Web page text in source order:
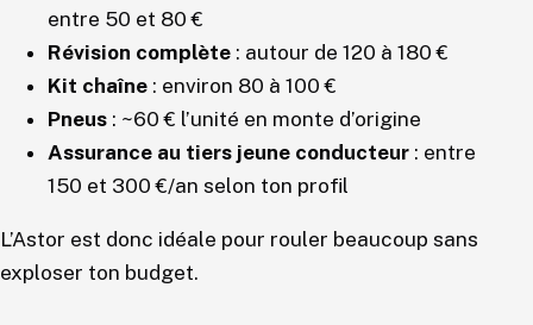
entre 50 et 80 €
Révision complète : autour de 120 à 180 €
Kit chaîne : environ 80 à 100 €
Pneus : ~60 € l’unité en monte d’origine
Assurance au tiers jeune conducteur : entre
150 et 300 €/an selon ton profil
L’Astor est donc idéale pour rouler beaucoup sans
exploser ton budget.